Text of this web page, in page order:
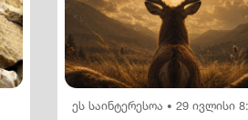
ეს საინტერესოა • 29 ივლისი